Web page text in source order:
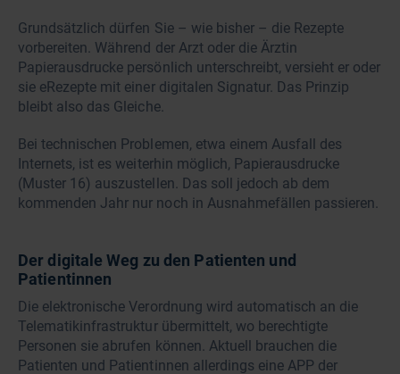
Grundsätzlich dürfen Sie – wie bisher – die Rezepte
vorbereiten. Während der Arzt oder die Ärztin
Papierausdrucke persönlich unterschreibt, versieht er oder
sie eRezepte mit einer digitalen Signatur. Das Prinzip
bleibt also das Gleiche.
Bei technischen Problemen, etwa einem Ausfall des
Internets, ist es weiterhin möglich, Papierausdrucke
(Muster 16) auszustellen. Das soll jedoch ab dem
kommenden Jahr nur noch in Ausnahmefällen passieren.
Der digitale Weg zu den Patienten und
Patientinnen
Die elektronische Verordnung wird automatisch an die
Telematikinfrastruktur übermittelt, wo berechtigte
Personen sie abrufen können. Aktuell brauchen die
Patienten und Patientinnen allerdings eine APP der